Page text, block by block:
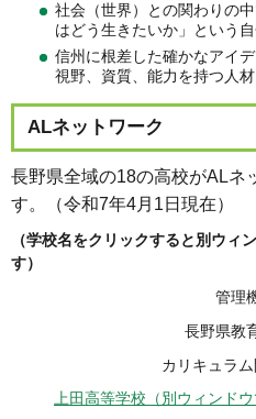
社会（世界）との関わりの
はどう生きたいか」という
信州に根差した確かなアイ
視野、資質、能力を持つ人材
ALネットワーク
長野県全域の18の高校がALネ
す。（令和7年4月1日現在）
（学校名をクリックすると別ウィ
す）
管理
長野県教
カリキュラ
上田高等学校（別ウィンド